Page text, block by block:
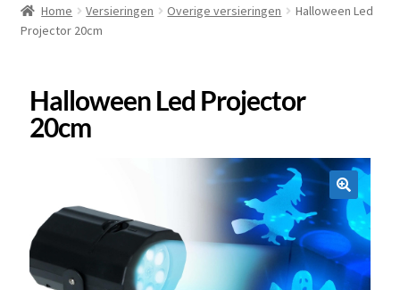
Home Versieringen Overige versieringen
Halloween Led
Projector 20cm
Halloween Led Projector
20cm
🔍